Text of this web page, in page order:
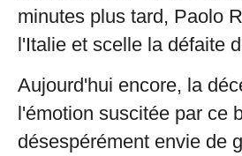
minutes plus tard, Paolo
l'Italie et scelle la défaite
Aujourd'hui encore, la
l'émotion suscitée par ce
désespérément envie de